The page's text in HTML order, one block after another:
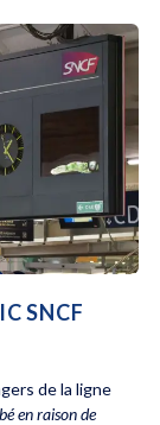
SNCF
de la ligne
en raison de